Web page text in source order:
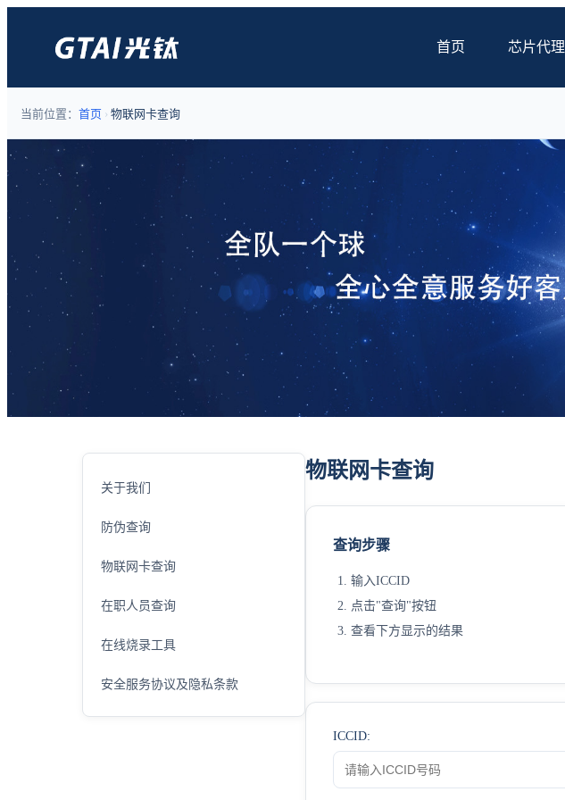
首页 芯片代理
当前位置： 首页 › 物联网卡查询
关于我们
防伪查询
物联网卡查询
在职人员查询
在线烧录工具
安全服务协议及隐私条款
物联网卡查询
查询步骤
输入ICCID
点击"查询"按钮
查看下方显示的结果
ICCID: